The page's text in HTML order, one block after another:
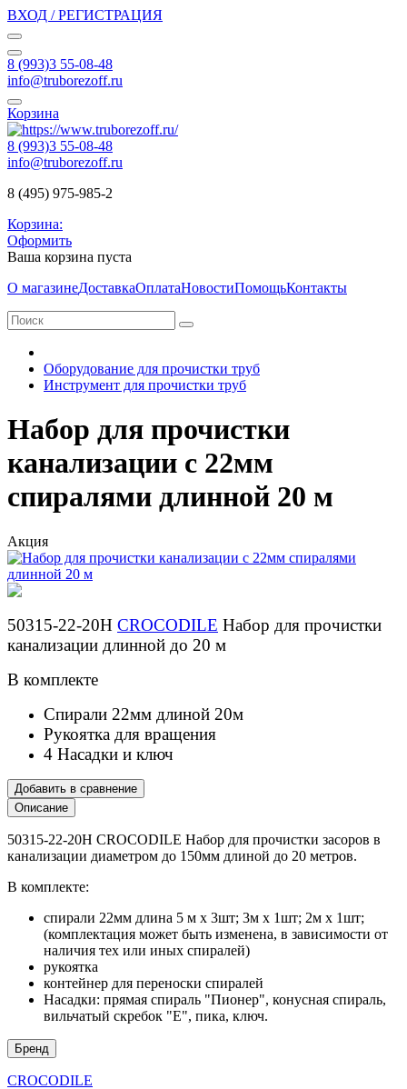
ВХОД / РЕГИСТРАЦИЯ
8 (993)3 55-08-48
info@truborezoff.ru
Корзина
8 (993)3 55-08-48
info@truborezoff.ru
8 (495) 975-985-2
Корзина:
Оформить
Ваша корзина пуста
О магазинеДоставкаОплатаНовостиПомощьКонтакты
Оборудование для прочистки труб
Инструмент для прочистки труб
Набор для прочистки
канализации с 22мм
спиралями длинной 20 м
Акция
50315-22-20Н CROCODILE Набор для прочистки
канализации длинной до 20 м
В комплекте
Спирали 22мм длиной 20м
Рукоятка для вращения
4 Насадки и ключ
Добавить в сравнение
Описание
50315-22-20Н CROCODILE Набор для прочистки засоров в
канализации диаметром до 150мм длиной до 20 метров.
В комплекте:
спирали 22мм длина 5 м х 3шт; 3м х 1шт; 2м х 1шт;
(комплектация может быть изменена, в зависимости от
наличия тех или иных спиралей)
рукоятка
контейнер для переноски спиралей
Насадки: прямая спираль "Пионер", конусная спираль,
вильчатый скребок "Е", пика, ключ.
Бренд
CROCODILE